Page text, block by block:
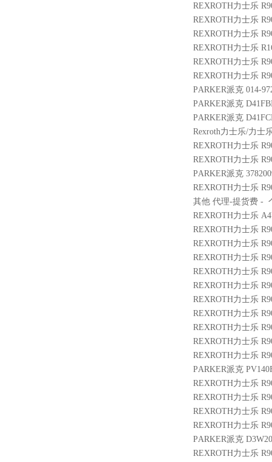
REXROTH力士乐
REXROTH力士乐
REXROTH力士乐
REXROTH力士乐
REXROTH力士乐
REXROTH力士乐
PARKER派克 014-
PARKER派克
PARKER派克
Rexroth力士乐/力士
REXROTH力士乐
REXROTH力士乐
PARKER派克
REXROTH力士乐
其他 代理-提货费 -
REXROTH力士乐
REXROTH力士乐
REXROTH力士乐
REXROTH力士乐
REXROTH力士乐
REXROTH力士乐
REXROTH力士乐
REXROTH力士乐
REXROTH力士乐
REXROTH力士乐
REXROTH力士乐
PARKER派克
REXROTH力士乐
REXROTH力士乐
REXROTH力士乐
REXROTH力士乐
PARKER派克
REXROTH力士乐